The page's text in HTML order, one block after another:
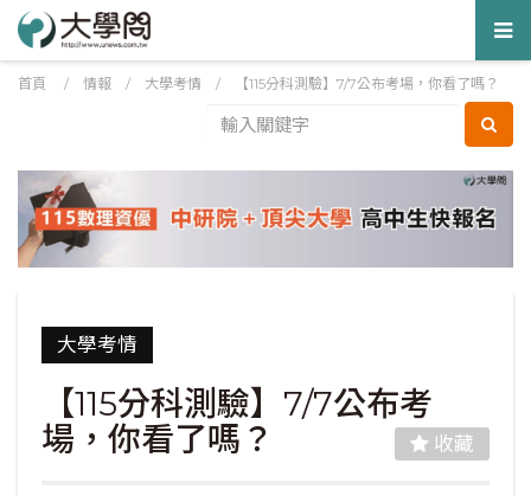
首頁 / 情報 / 大學考情 / 【115分科測驗】7/7公布考場，你看了嗎？
大學考情
【115分科測驗】7/7公布考
場，你看了嗎？
收藏